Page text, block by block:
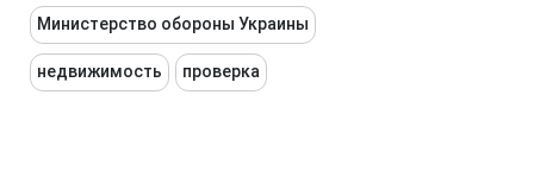
Министерство обороны Украины
недвижимость проверка